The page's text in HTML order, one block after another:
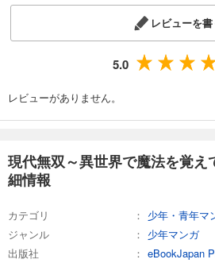
レビューを書
5.0
レビューがありません。
現代無双～異世界で魔法を覚
細情報
カテゴリ
少年・青年マ
ジャンル
少年マンガ
出版社
eBookJapan